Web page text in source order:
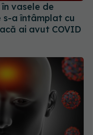
vasele de
s-a întâmplat cu
ai avut COVID